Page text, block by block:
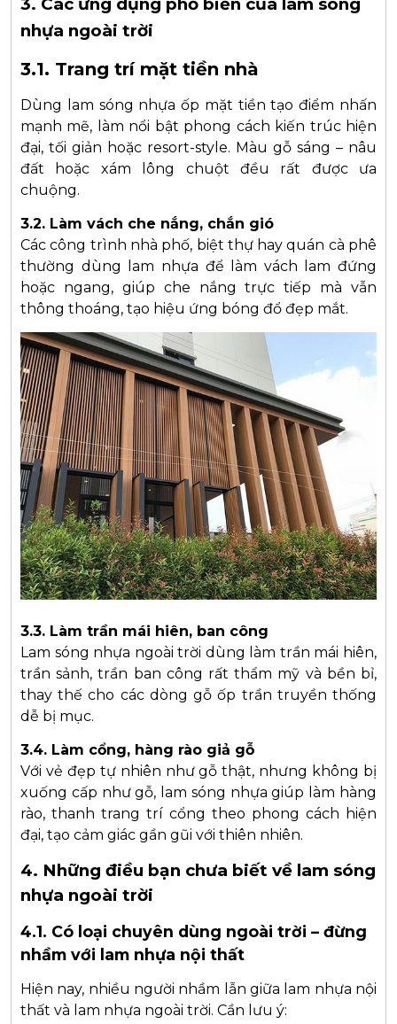
3. Các ứng dụng phổ biến của lam sóng
nhựa ngoài trời
3.1. Trang trí mặt tiền nhà
Dùng lam sóng nhựa ốp mặt tiền tạo điểm nhấn
mạnh mẽ, làm nổi bật phong cách kiến trúc hiện
đại, tối giản hoặc resort-style. Màu gỗ sáng – nâu
đất hoặc xám lông chuột đều rất được ưa
chuộng.
3.2. Làm vách che nắng, chắn gió
Các công trình nhà phố, biệt thự hay quán cà phê
thường dùng lam nhựa để làm vách lam đứng
hoặc ngang, giúp che nắng trực tiếp mà vẫn
thông thoáng, tạo hiệu ứng bóng đổ đẹp mắt.
3.3. Làm trần mái hiên, ban công
Lam sóng nhựa ngoài trời dùng làm trần mái hiên,
trần sảnh, trần ban công rất thẩm mỹ và bền bỉ,
thay thế cho các dòng gỗ ốp trần truyền thống
dễ bị mục.
3.4. Làm cổng, hàng rào giả gỗ
Với vẻ đẹp tự nhiên như gỗ thật, nhưng không bị
xuống cấp như gỗ, lam sóng nhựa giúp làm hàng
rào, thanh trang trí cổng theo phong cách hiện
đại, tạo cảm giác gần gũi với thiên nhiên.
4. Những điều bạn chưa biết về lam sóng
nhựa ngoài trời
4.1. Có loại chuyên dùng ngoài trời – đừng
nhầm với lam nhựa nội thất
Hiện nay, nhiều người nhầm lẫn giữa lam nhựa nội
thất và lam nhựa ngoài trời. Cần lưu ý: